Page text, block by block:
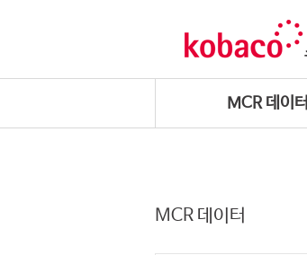
MCR 데이터
MCR 데이터